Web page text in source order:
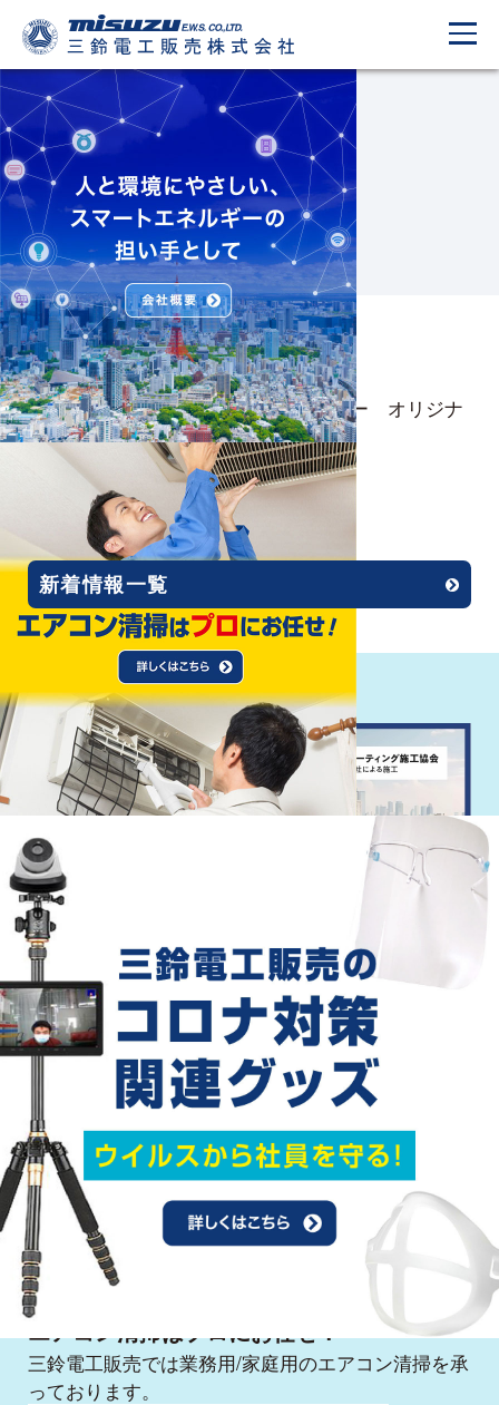
What’s New
新着情報
2021.03.10
ＶＳ（ブイエス）コーティングスプレー オリジナ
ルサイズ 販売開始!
2020.12.22
社員募集!!
2020.12.01
ホームページリニューアル!!
新着情報一覧
Recommend
おすすめ情報
高機能ガラスコーティング
エアコン清掃はプロにお任せ！
三鈴電工販売では業務用/家庭用のエアコン清掃を承
っております。